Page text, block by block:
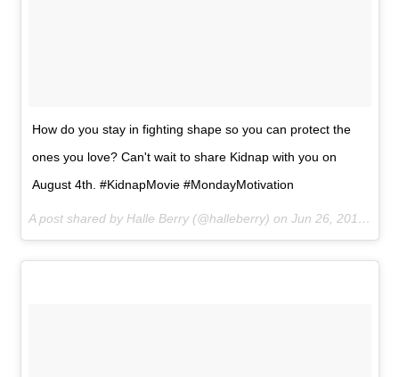
How do you stay in fighting shape so you can protect the
ones you love? Can't wait to share Kidnap with you on
August 4th. #KidnapMovie #MondayMotivation
A post shared by Halle Berry (@halleberry) on Jun 26, 2017 at 11:57am PDT